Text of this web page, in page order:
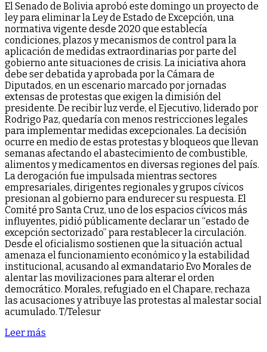
El Senado de Bolivia aprobó este domingo un proyecto de
ley para eliminar la Ley de Estado de Excepción, una
normativa vigente desde 2020 que establecía
condiciones, plazos y mecanismos de control para la
aplicación de medidas extraordinarias por parte del
gobierno ante situaciones de crisis. La iniciativa ahora
debe ser debatida y aprobada por la Cámara de
Diputados, en un escenario marcado por jornadas
extensas de protestas que exigen la dimisión del
presidente. De recibir luz verde, el Ejecutivo, liderado por
Rodrigo Paz, quedaría con menos restricciones legales
para implementar medidas excepcionales. La decisión
ocurre en medio de estas protestas y bloqueos que llevan
semanas afectando el abastecimiento de combustible,
alimentos y medicamentos en diversas regiones del país.
La derogación fue impulsada mientras sectores
empresariales, dirigentes regionales y grupos cívicos
presionan al gobierno para endurecer su respuesta. El
Comité pro Santa Cruz, uno de los espacios cívicos más
influyentes, pidió públicamente declarar un “estado de
excepción sectorizado” para restablecer la circulación.
Desde el oficialismo sostienen que la situación actual
amenaza el funcionamiento económico y la estabilidad
institucional, acusando al exmandatario Evo Morales de
alentar las movilizaciones para alterar el orden
democrático. Morales, refugiado en el Chapare, rechaza
las acusaciones y atribuye las protestas al malestar social
acumulado. T/Telesur
Leer más